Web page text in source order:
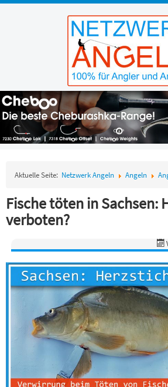
Aktuelle Seite: Netzwerk Angeln Angeln
Fische töten in Sachsen:
verboten?